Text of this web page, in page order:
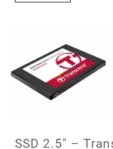
SSD 2.5″ –